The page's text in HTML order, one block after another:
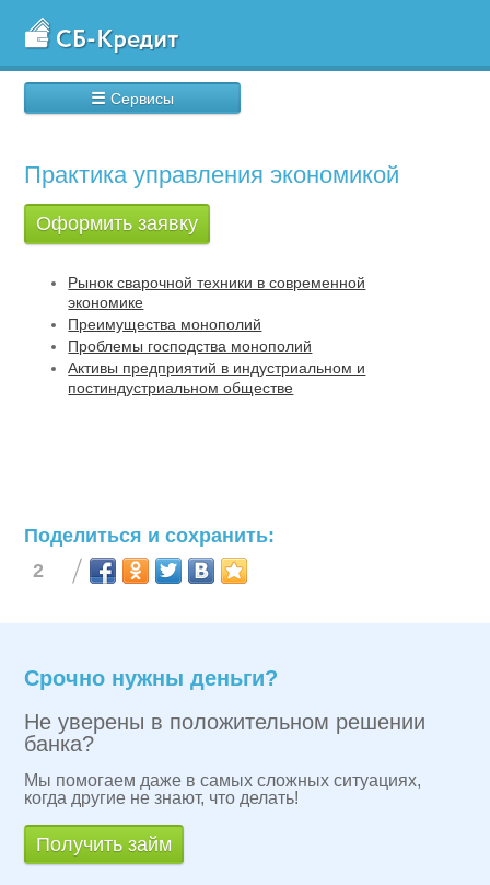
☰ Сервисы
Практика управления экономикой
Оформить заявку
Рынок сварочной техники в современной
экономике
Преимущества монополий
Проблемы господства монополий
Активы предприятий в индустриальном и
постиндустриальном обществе
Поделиться и сохранить:
2
Срочно нужны деньги?
Не уверены в положительном решении
банка?
Мы помогаем даже в самых сложных ситуациях,
когда другие не знают, что делать!
Получить займ